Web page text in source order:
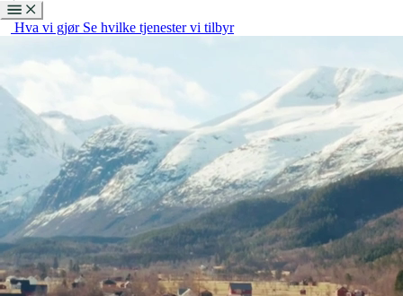
Hva vi gjør Se hvilke tjenester vi tilbyr